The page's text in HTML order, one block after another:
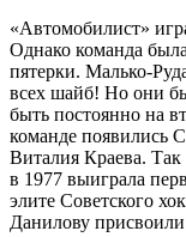
«Автомобилист»
Однако команда
пятерки. Малько-
всех шайб! Но они
быть постоянно на
команде появились
Виталия Краева. Так
в 1977 выиграла
элите Советского
Данилову